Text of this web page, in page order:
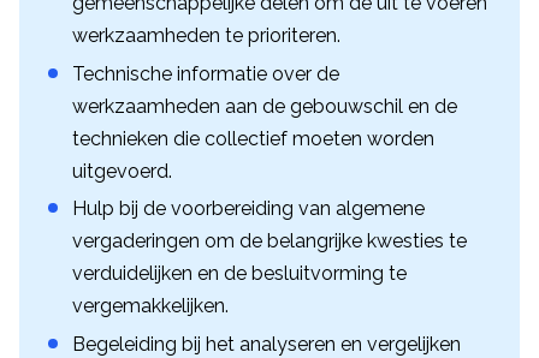
werkzaamheden te prioriteren.
Technische informatie over de
werkzaamheden aan de gebouwschil en de
technieken die collectief moeten worden
uitgevoerd.
Hulp bij de voorbereiding van algemene
vergaderingen om de belangrijke kwesties te
verduidelijken en de besluitvorming te
vergemakkelijken.
Begeleiding bij het analyseren en vergelijken